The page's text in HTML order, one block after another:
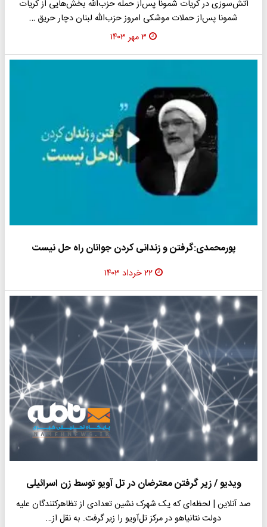
آتش‌سوزی در کریات شمونا پس‌از حمله حزب‌الله بخش‌هایی از کریات
شمونا پس‌از حملات موشکی امروز حزب‌الله لبنان دچار حریق …
۳ مهر ۱۴۰۳
پورمحمدی:گرفتن و زندانی کردن جوانان راه حل نیست
۲۲ خرداد ۱۴۰۳
ویدیو / زیر گرفتن معترضان در تل آویو توسط زن اسرائیلی
صد آنلاین | لحظه‌ای که یک شهرک نشین تعدادی از تظاهرکنندگان علیه
دولت نتانیاهو در مرکز تل‌آویو را زیر گرفت. به نقل از…